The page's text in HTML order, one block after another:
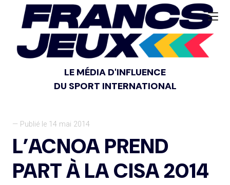
LE MÉDIA D'INFLUENCE
DU SPORT INTERNATIONAL
— Publié le 14 mai 2014
L’ACNOA PREND
PART À LA CISA 2014